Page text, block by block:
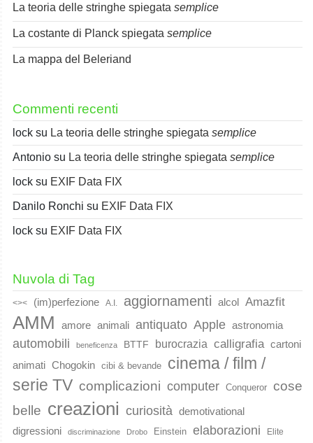
La teoria delle stringhe spiegata semplice
La costante di Planck spiegata semplice
La mappa del Beleriand
Commenti recenti
lock su La teoria delle stringhe spiegata semplice
Antonio su La teoria delle stringhe spiegata semplice
lock su EXIF Data FIX
Danilo Ronchi su EXIF Data FIX
lock su EXIF Data FIX
Nuvola di Tag
<>< (im)perfezione A.I. aggiornamenti alcol Amazfit
AMM amore animali antiquato Apple astronomia
automobili beneficenza BTTF burocrazia calligrafia cartoni
animati Chogokin cibi & bevande
cinema / film /
serie TV complicazioni computer Conqueror
cose
belle creazioni curiosità demotivational
digressioni
discriminazione Drobo Einstein elaborazioni Elite